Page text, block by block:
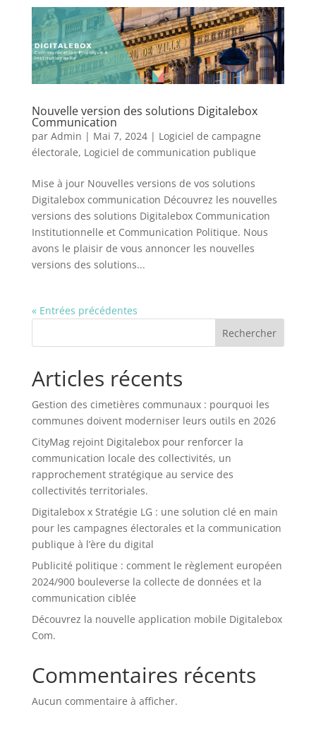
Nouvelle version des solutions Digitalebox
Communication
par Admin | Mai 7, 2024| Logiciel de campagne
électorale, Logiciel de communication publique
Mise à jour Nouvelles versions de vos solutions
Digitalebox communication Découvrez les nouvelles
versions des solutions Digitalebox Communication
Institutionnelle et Communication Politique. Nous
avons le plaisir de vous annoncer les nouvelles
versions des solutions...
« Entrées précédentes
Rechercher
Articles récents
Gestion des cimetières communaux : pourquoi les
communes doivent moderniser leurs outils en 2026
CityMag rejoint Digitalebox pour renforcer la
communication locale des collectivités, un
rapprochement stratégique au service des
collectivités territoriales.
Digitalebox x Stratégie LG : une solution clé en main
pour les campagnes électorales et la communication
publique à l’ère du digital
Publicité politique : comment le règlement européen
2024/900 bouleverse la collecte de données et la
communication ciblée
Découvrez la nouvelle application mobile Digitalebox
Com.
Commentaires récents
Aucun commentaire à afficher.